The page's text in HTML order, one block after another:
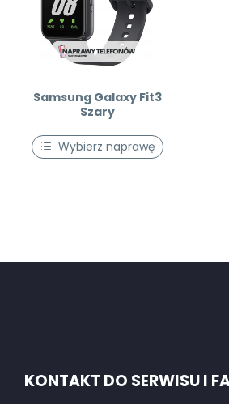
Samsung Galaxy Fit3
Szary
Wybierz naprawę
KONTAKT DO SERWISU I